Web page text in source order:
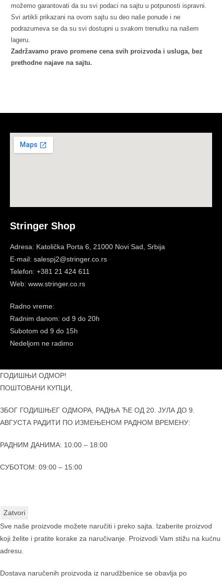
možemo garantovati da su svi podaci na sajtu u potpunosti ispravni.
Svi artikli prikazani na ovom sajtu su deo naše ponude i ne
podrazumeva se da su svi dostupni u svakom trenutku na našem
lageru.
Zadržavamo pravo promene cena svih proizvoda i usluga, bez
prethodne najave na sajtu.
Stringer Shop
Adresa: Katolička Porta 6, 21000 Novi Sad, Srbija
E-mail: salespj2@stringer.co.rs
Telefon: +381 21 424 611
Web: www.stringer.co.rs
Radno vreme:
Radnim danom: od 9 do 20h
Subotom od 9 do 15h
Nedeljom ne radimo
ГОДИШЊИ ОДМОР!
ПОШТОВАНИ КУПЦИ,
ЗБОГ ГОДИШЊЕГ ОДМОРА, РАДЊА ЋЕ ОД 20. ЈУЛА ДО 9.
АВГУСТА РАДИТИ ПО ИЗМЕЊЕНОМ РАДНОМ ВРЕМЕНУ:
РАДНИМ ДАНИМА: 10:00 – 18:00
СУБОТОМ: 09:00 – 15:00
Zatvori
Sve naše proizvode možete naručiti i preko sajta. Izaberite proizvod
koji želite i pratite korake za naručivanje. Proizvodi Vam stižu na kućnu
adresu.
Dostava naručenih proizvoda iz narudžbenice se obavlja po